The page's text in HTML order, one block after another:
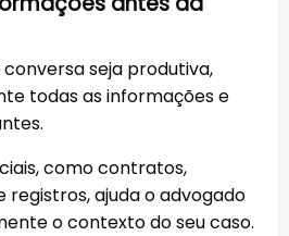
seja produtiva,
todas as informações e
como contratos,
ajuda o advogado
o contexto do seu caso.